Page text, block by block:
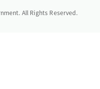
All Rights Reserved.